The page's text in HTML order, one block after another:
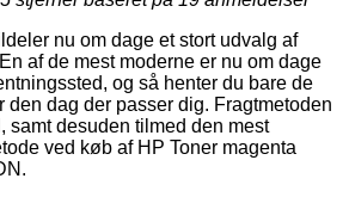
nu om dage et stort udvalg af
af de mest moderne er nu om dage
og så henter du bare de
den dag der passer dig. Fragtmetoden
samt desuden tilmed den mest
ved køb af HP Toner magenta